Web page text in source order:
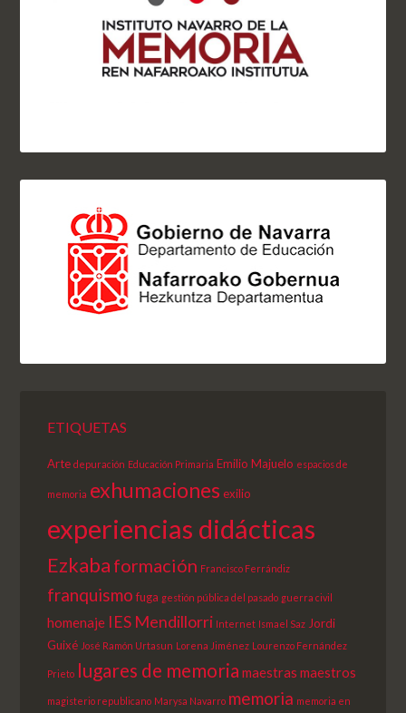
ETIQUETAS
Arte depuración Educación Primaria Emilio Majuelo espacios de
memoria exhumaciones exilio
experiencias didácticas
Ezkaba formación Francisco Ferrándiz
franquismo fuga gestión pública del pasado guerra civil
homenaje IES Mendillorri Internet Ismael Saz Jordi
Guixé José Ramón Urtasun Lorena Jiménez Lourenzo Fernández
Prieto lugares de memoria maestras maestros
magisterio republicano Marysa Navarro memoria memoria en